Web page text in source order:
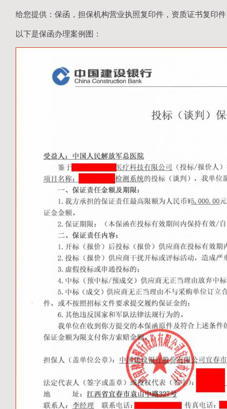
给您提供：保函，担保机构营业执照复印件，资质证书复印
以下是保函办理案例图：